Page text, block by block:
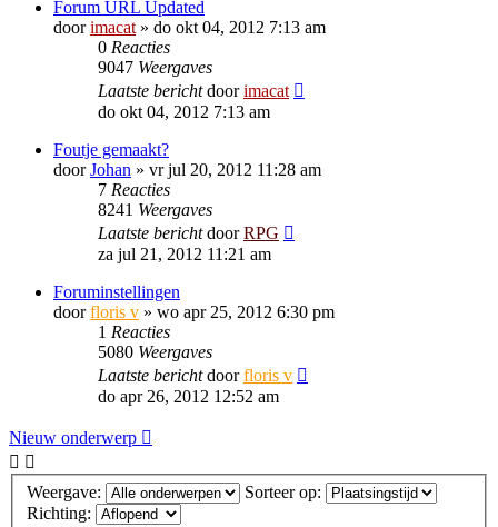
Forum URL Updated
doorimacat » do okt 04, 2012 7:13 am
0 Reacties
9047 Weergaves
Laatste berichtdoorimacat
do okt 04, 2012 7:13 am
Foutje gemaakt?
doorJohan » vr jul 20, 2012 11:28 am
7 Reacties
8241 Weergaves
Laatste berichtdoorRPG
za jul 21, 2012 11:21 am
Foruminstellingen
doorfloris v » wo apr 25, 2012 6:30 pm
1 Reacties
5080 Weergaves
Laatste berichtdoorfloris v
do apr 26, 2012 12:52 am
Nieuw onderwerp
Weergave:
Sorteer op:
Richting: